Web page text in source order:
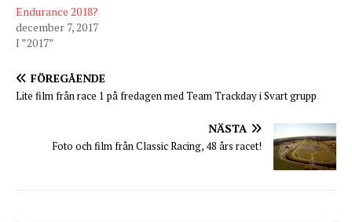
Endurance 2018?
december 7, 2017
I ”2017”
FÖREGÅENDE
Lite film från race 1 på fredagen med Team Trackday i Svart grupp
NÄSTA
Foto och film från Classic Racing, 48 års racet!